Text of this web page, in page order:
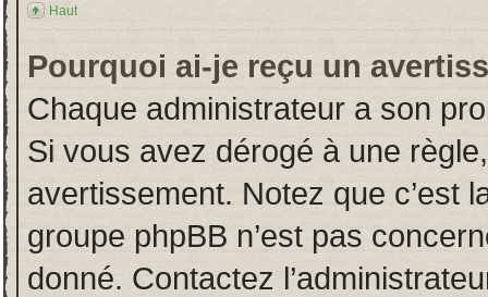
Haut
Pourquoi ai-je reçu un
Chaque administrateur a son
Si vous avez dérogé à une
avertissement. Notez que c’est
groupe phpBB n’est pas
donné. Contactez